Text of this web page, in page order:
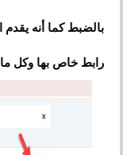
بالضبط كما أنه
رابط خاص بها وكل